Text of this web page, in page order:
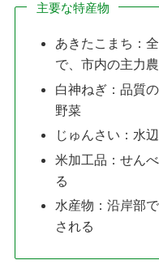
主要な特産物
あきたこまち：
で、市内の主力
白神ねぎ：品質
野菜
じゅんさい：水
米加工品：せん
る
水産物：沿岸部
される